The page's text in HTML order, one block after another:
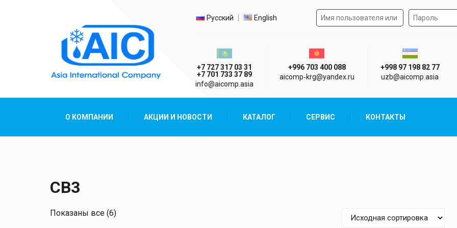
Выбор языка
Русский English Форма авторизации на
Казахстан г. Алматы
+7 727 317 03 31
+7 701 733 37 89
info@aicomp.asia
Киргизия г. Бишкек
+996 703 400 088
aicomp‑krg@yandex.ru
Узбекистан
+998 97 198 82 77
uzb@aicomp.asia
О КОМПАНИИ АКЦИИ И НОВОСТИ КАТАЛОГ СЕРВИС КОНТАКТЫ
CB3
Показаны все (6)